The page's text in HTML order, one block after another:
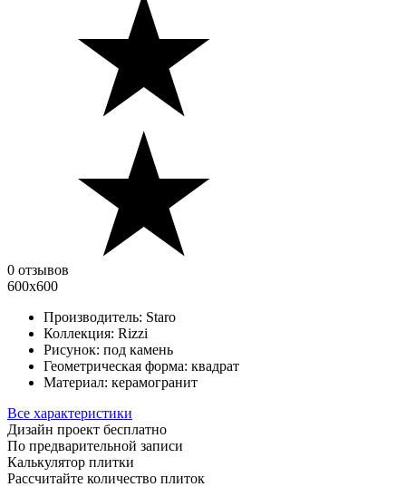
0 отзывов
600x600
Производитель: Staro
Коллекция: Rizzi
Рисунок: под камень
Геометрическая форма: квадрат
Материал: керамогранит
Все характеристики
Дизайн проект бесплатно
По предварительной записи
Калькулятор плитки
Рассчитайте количество плиток